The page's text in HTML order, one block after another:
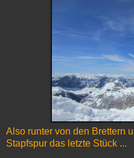
Also runter von den Brettern
Stapfspur das letzte Stück ...